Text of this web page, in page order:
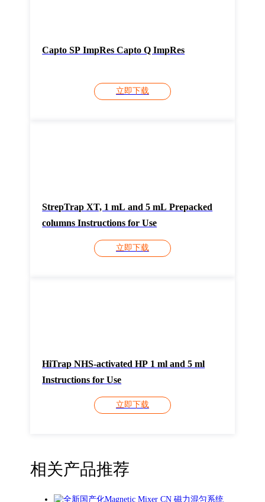
Capto SP ImpRes Capto Q ImpRes
立即下载
StrepTrap XT, 1 mL and 5 mL Prepacked
columns Instructions for Use
立即下载
HiTrap NHS-activated HP 1 ml and 5 ml
Instructions for Use
立即下载
相关产品推荐